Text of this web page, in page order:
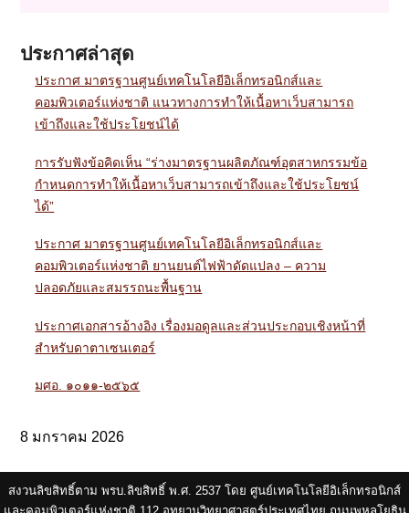
ประกาศล่าสุด
ประกาศ มาตรฐานศูนย์เทคโนโลยีอิเล็กทรอนิกส์และ
คอมพิวเตอร์แห่งชาติ แนวทางการทำให้เนื้อหาเว็บสามารถ
เข้าถึงและใช้ประโยชน์ได้
การรับฟังข้อคิดเห็น “ร่างมาตรฐานผลิตภัณฑ์อุตสาหกรรมข้อ
กำหนดการทำให้เนื้อหาเว็บสามารถเข้าถึงและใช้ประโยชน์
ได้”
ประกาศ มาตรฐานศูนย์เทคโนโลยีอิเล็กทรอนิกส์และ
คอมพิวเตอร์แห่งชาติ ยานยนต์ไฟฟ้าดัดแปลง – ความ
ปลอดภัยและสมรรถนะพื้นฐาน
ประกาศเอกสารอ้างอิง เรื่องมอดูลและส่วนประกอบเชิงหน้าที่
สำหรับดาตาเซนเตอร์
มศอ. ๑๐๑๑-๒๕๖๕
8 มกราคม 2026
สงวนลิขสิทธิ์ตาม พรบ.ลิขสิทธิ์ พ.ศ. 2537 โดย ศูนย์เทคโนโลยีอิเล็กทรอนิกส์
และคอมพิวเตอร์แห่งชาติ 112 อุทยานวิทยาศาสตร์ประเทศไทย ถนนพหลโยธิน